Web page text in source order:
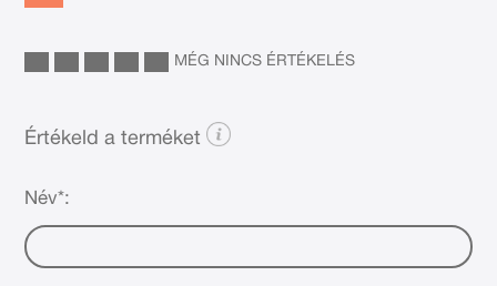
MÉG NINCS ÉRTÉKELÉS
Értékeld a terméket
Név*: